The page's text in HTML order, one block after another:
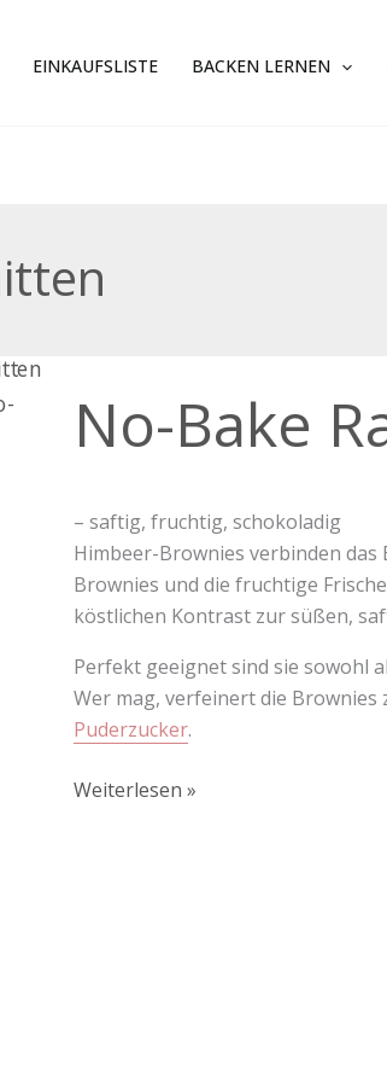
EINKAUFSLISTE BACKEN LERNEN
No-Bake
– saftig, fruchtig, schokoladig
Himbeer-Brownies verbinden das
Brownies und die fruchtige
köstlichen Kontrast zur süßen,
Perfekt geeignet sind sie sowohl
Wer mag, verfeinert die Brownies
Puderzucker.
Bake
Raffaello
Weiterlesen »